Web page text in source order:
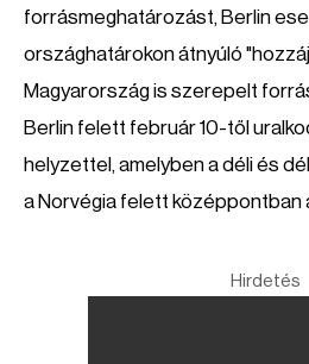
forrásmeghatározást, Berlin
országhatárokon átnyúló
Magyarország is szerepelt
Berlin felett február 10-től
helyzettel, amelyben a déli és
a Norvégia felett középpontban
Hirdetés